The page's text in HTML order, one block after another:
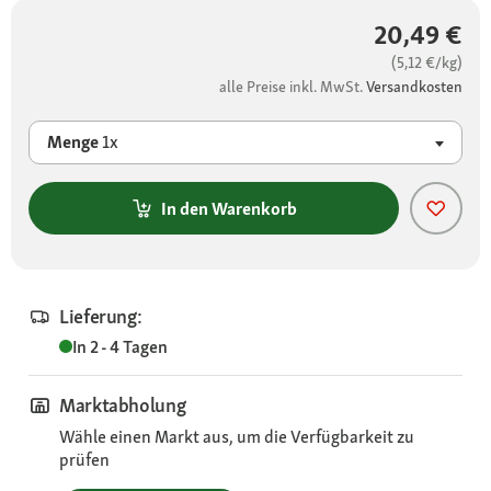
20,49 €
(5,12 €/kg)
alle Preise inkl. MwSt.Versandkosten
Menge1x
In den Warenkorb
Lieferung:
In 2 - 4 Tagen
Marktabholung
Wähle einen Markt aus, um die Verfügbarkeit zu
prüfen